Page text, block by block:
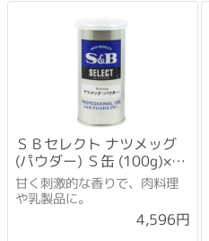
ＳＢセレクト ナツメッグ
(パウダー) Ｓ缶 (100g)×3
個セット
甘く刺激的な香りで、肉料理
や乳製品に。
4,596円